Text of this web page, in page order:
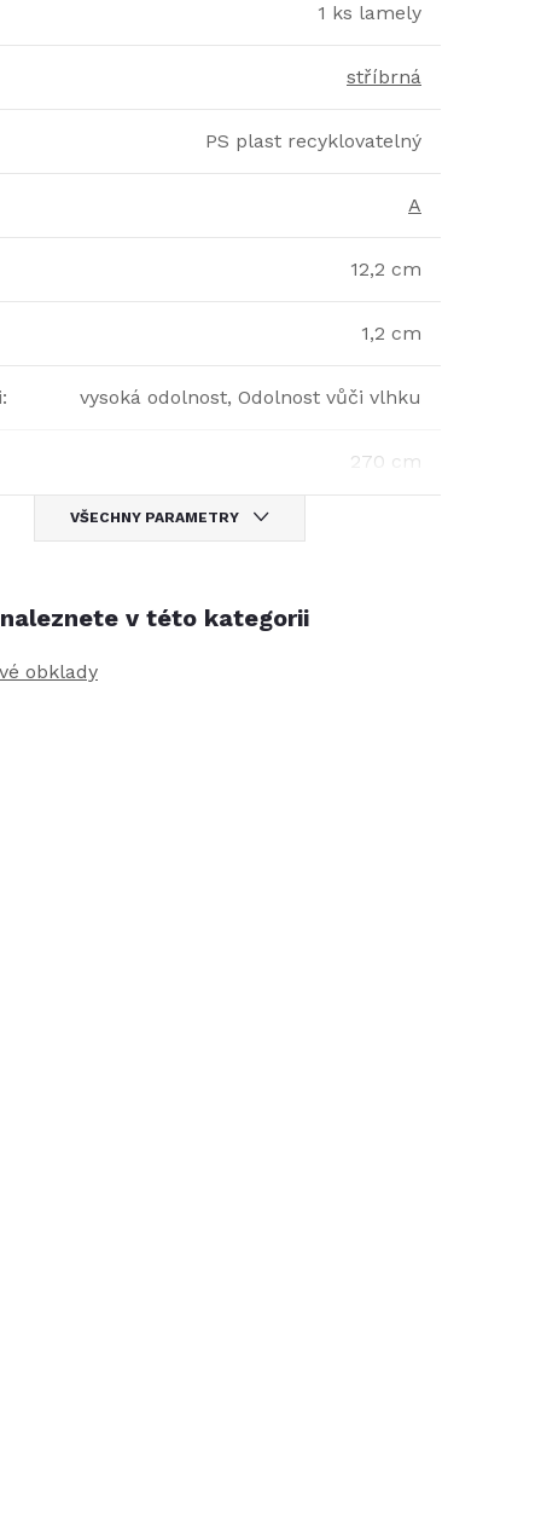
1 ks lamely
stříbrná
PS plast recyklovatelný
A
12,2 cm
1,2 cm
: vysoká odolnost, Odolnost vůči vlhku
270 cm
VŠECHNY PARAMETRY
v této kategorii
obklady